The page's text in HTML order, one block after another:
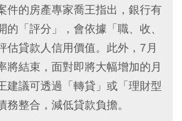
件的房產專家喬王指出，銀行有
的「評分」，會依據「職、收、
估貸款人信用價值。此外，7月
將結束，面對即將大幅增加的月
建議可透過「轉貸」或「理財型
務整合，減低貸款負擔。